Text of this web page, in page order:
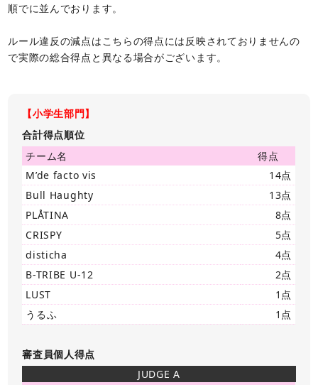
順でに並んでおります。
ルール違反の減点はこちらの得点には反映されておりませんの
で実際の総合得点と異なる場合がございます。
【小学生部門】
合計得点順位
チーム名
得点
M’de facto vis
14点
Bull Haughty
13点
PLÅTINA
8点
CRISPY
5点
disticha
4点
B-TRIBE U-12
2点
LUST
1点
うるふ
1点
審査員個人得点
JUDGE A